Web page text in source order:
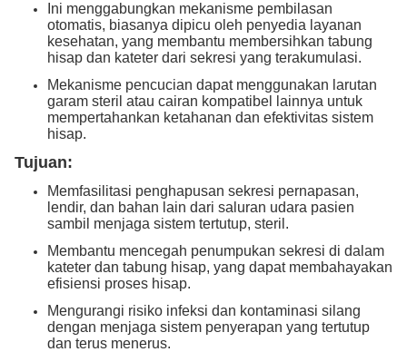
Ini menggabungkan mekanisme pembilasan
otomatis, biasanya dipicu oleh penyedia layanan
kesehatan, yang membantu membersihkan tabung
hisap dan kateter dari sekresi yang terakumulasi.
Mekanisme pencucian dapat menggunakan larutan
garam steril atau cairan kompatibel lainnya untuk
mempertahankan ketahanan dan efektivitas sistem
hisap.
Tujuan:
Memfasilitasi penghapusan sekresi pernapasan,
lendir, dan bahan lain dari saluran udara pasien
sambil menjaga sistem tertutup, steril.
Membantu mencegah penumpukan sekresi di dalam
kateter dan tabung hisap, yang dapat membahayakan
efisiensi proses hisap.
Mengurangi risiko infeksi dan kontaminasi silang
dengan menjaga sistem penyerapan yang tertutup
dan terus menerus.